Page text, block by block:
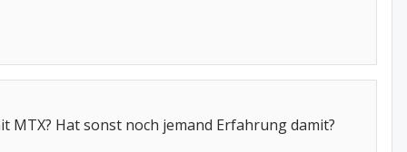
Hat sonst noch jemand Erfahrung damit?